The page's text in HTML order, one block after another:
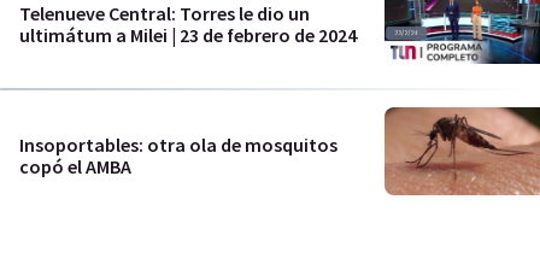
Telenueve Central: Torres le dio un
ultimátum a Milei | 23 de febrero de 2024
Insoportables: otra ola de mosquitos
copó el AMBA